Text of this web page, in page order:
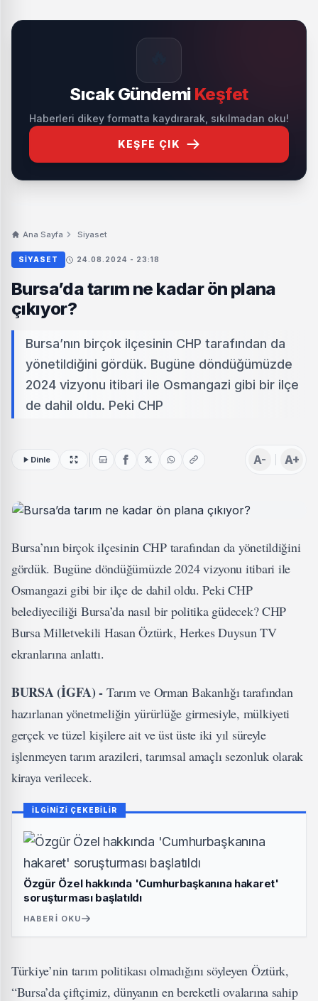
Sıcak Gündemi Keşfet
Haberleri dikey formatta kaydırarak, sıkılmadan oku!
KEŞFE ÇIK
Ana Sayfa Siyaset
SIYASET 24.08.2024 - 23:18
Bursa’da tarım ne kadar ön plana
çıkıyor?
Bursa’nın birçok ilçesinin CHP tarafından da
yönetildiğini gördük. Bugüne döndüğümüzde
2024 vizyonu itibari ile Osmangazi gibi bir ilçe
de dahil oldu. Peki CHP
Dinle A- A+
Bursa’nın birçok ilçesinin CHP tarafından da yönetildiğini
gördük. Bugüne döndüğümüzde 2024 vizyonu itibari ile
Osmangazi gibi bir ilçe de dahil oldu. Peki CHP
belediyeciliği Bursa’da nasıl bir politika güdecek? CHP
Bursa Milletvekili Hasan Öztürk, Herkes Duysun TV
ekranlarına anlattı.
BURSA (İGFA) - Tarım ve Orman Bakanlığı tarafından
hazırlanan yönetmeliğin yürürlüğe girmesiyle, mülkiyeti
gerçek ve tüzel kişilere ait ve üst üste iki yıl süreyle
işlenmeyen tarım arazileri, tarımsal amaçlı sezonluk olarak
kiraya verilecek.
İLGİNİZİ ÇEKEBİLİR
Özgür Özel hakkında 'Cumhurbaşkanına hakaret'
soruşturması başlatıldı
HABERI OKU
Türkiye’nin tarım politikası olmadığını söyleyen Öztürk,
“Bursa’da çiftçimiz, dünyanın en bereketli ovalarına sahip